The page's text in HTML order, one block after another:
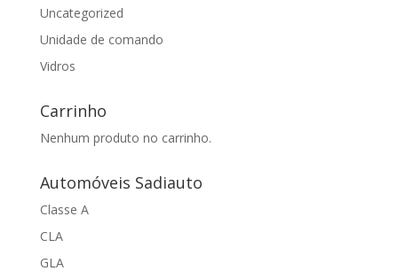
Uncategorized
Unidade de comando
Vidros
Carrinho
Nenhum produto no carrinho.
Automóveis Sadiauto
Classe A
CLA
GLA